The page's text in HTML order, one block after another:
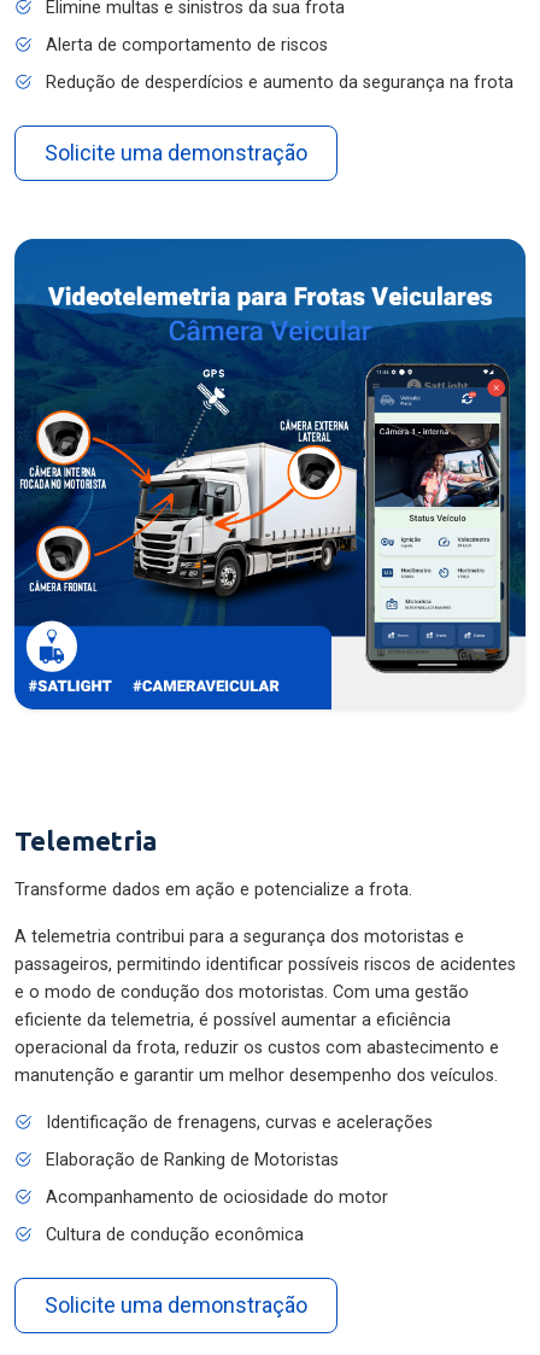
Elimine multas e sinistros da sua frota
Alerta de comportamento de riscos
Redução de desperdícios e aumento da segurança na frota
Solicite uma demonstração
Telemetria
Transforme dados em ação e potencialize a frota.
A telemetria contribui para a segurança dos motoristas e
passageiros, permitindo identificar possíveis riscos de acidentes
e o modo de condução dos motoristas. Com uma gestão
eficiente da telemetria, é possível aumentar a eficiência
operacional da frota, reduzir os custos com abastecimento e
manutenção e garantir um melhor desempenho dos veículos.
Identificação de frenagens, curvas e acelerações
Elaboração de Ranking de Motoristas
Acompanhamento de ociosidade do motor
Cultura de condução econômica
Solicite uma demonstração